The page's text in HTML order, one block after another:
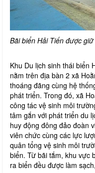
Bãi biển Hải Tiến được
Khu Du lịch sinh thái biển
nằm trên địa bàn 2 xã
thoáng đãng cùng hệ
phát triển. Trong đó, xã
công tác vệ sinh môi
tâm gắn với phát triển du
huy động đông đảo đoàn
viên chức cùng các lực
quân tổng vệ sinh môi
biển. Từ bãi tắm, khu vực
ra biển đều được làm